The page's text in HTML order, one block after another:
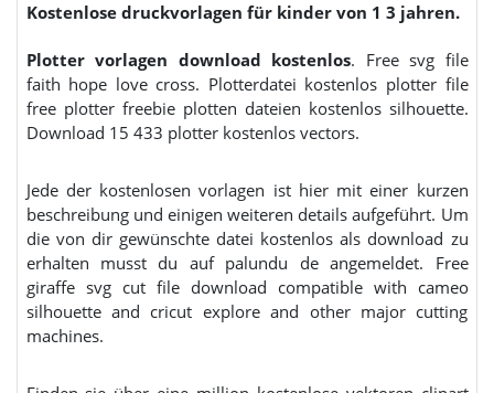
Kostenlose druckvorlagen für kinder von 1 3 jahren.
Plotter vorlagen download kostenlos. Free svg file
faith hope love cross. Plotterdatei kostenlos plotter file
free plotter freebie plotten dateien kostenlos silhouette.
Download 15 433 plotter kostenlos vectors.
Jede der kostenlosen vorlagen ist hier mit einer kurzen
beschreibung und einigen weiteren details aufgeführt. Um
die von dir gewünschte datei kostenlos als download zu
erhalten musst du auf palundu de angemeldet. Free
giraffe svg cut file download compatible with cameo
silhouette and cricut explore and other major cutting
machines.